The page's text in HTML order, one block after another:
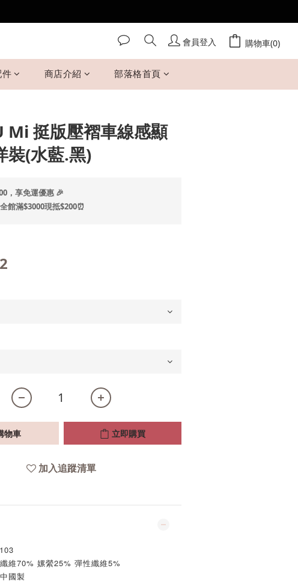
會員登入 購物車(0)
件 商店介紹 部落格首頁
Mi 挺版壓褶車線感顯
裝(水藍.黑)
，享免運優惠 🎉
館滿$3000現抵$200⏰
物車 立即購買
加入追蹤清單
維70% 嫘縈25% 彈性纖維5%
國製
立即購買